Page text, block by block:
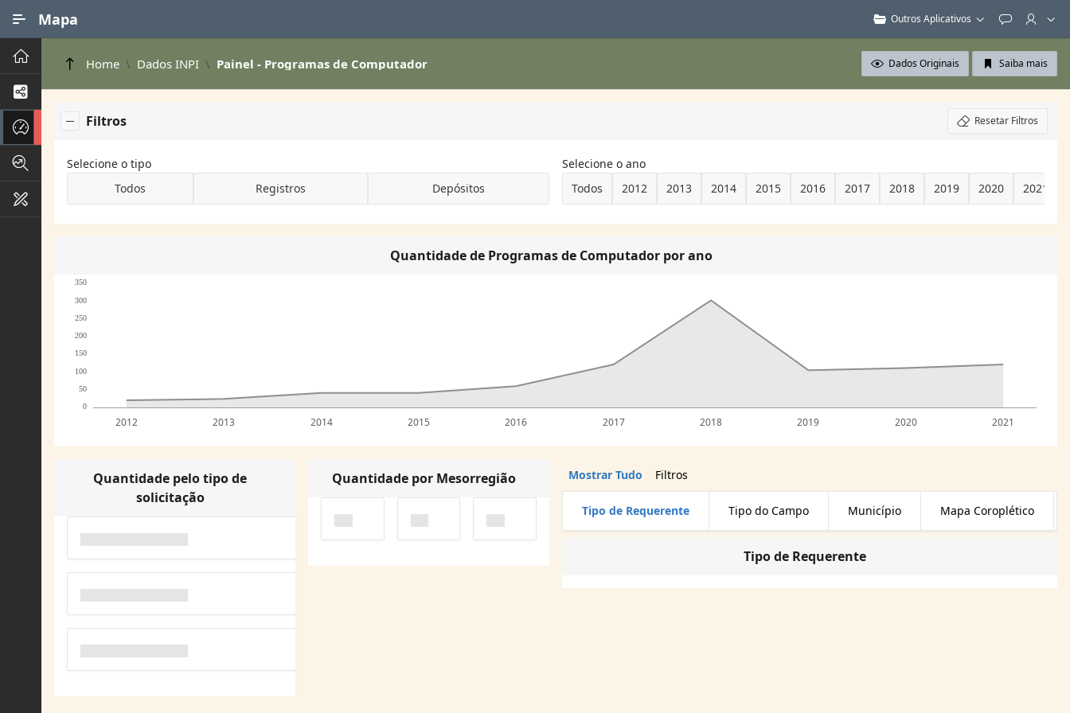
Mapa Outros Aplicativos Feedback
Processos de Negócios
Home Dados INPI Painel - Programas de Computador Dados Originais Saiba mais
Filtros Resetar Filtros
Selecione o tipo
Todos
Registros Depósitos
Selecione o ano
Todos
2012 2013 2014 2015 2016 2017 2018 2019 2020 2021
Quantidade de Programas de Computador por ano
0
50
100
150
200
250
300
350
2012 2013 2014 2015 2016 2017 2018 2019 2020 2021
Quantidade pelo tipo de
solicitação
Quantidade por Mesorregião Mostrar Tudo Filtros
Tipo de Requerente Tipo do Campo Município Mapa Coroplético
Tipo de Requerente